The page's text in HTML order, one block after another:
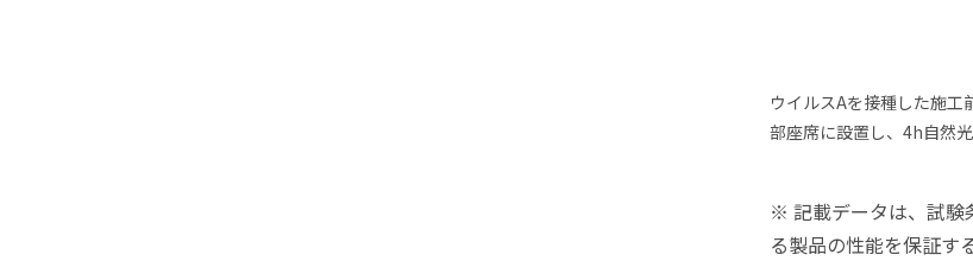
ウイルスAを接種した施工
部座席に設置し、4h自然
※ 記載データは、試験
る製品の性能を保証す